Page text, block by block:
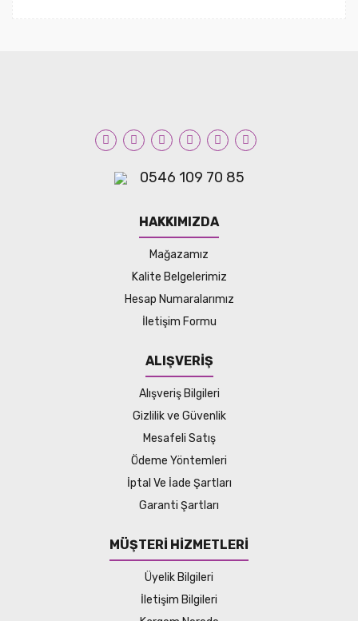
0546 109 70 85
HAKKIMIZDA
Mağazamız
Kalite Belgelerimiz
Hesap Numaralarımız
İletişim Formu
ALIŞVERİŞ
Alışveriş Bilgileri
Gizlilik ve Güvenlik
Mesafeli Satış
Ödeme Yöntemleri
İptal Ve İade Şartları
Garanti Şartları
MÜŞTERİ HİZMETLERİ
Üyelik Bilgileri
İletişim Bilgileri